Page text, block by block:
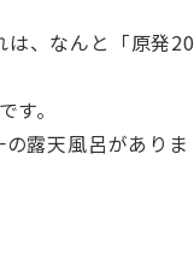
、なんと「原発20
。
露天風呂がありま